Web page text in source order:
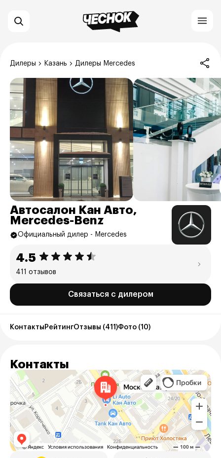
Дилеры Казань Дилеры Mercedes
Автосалон Кан Авто,
Mercedes-Benz
Официальный дилер - Mercedes
4.5
411 отзывов
Связаться с дилером
Контакты РейтингОтзывы (411)Фото (10)
Контакты